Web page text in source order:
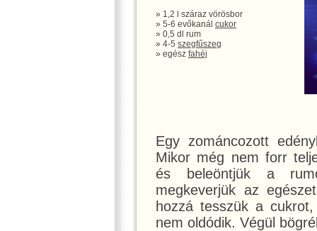
» 1,2 l száraz vörösbor
» 5-6 evőkanál cukor
» 0,5 dl rum
» 4-5 szegfűszeg
» egész fahéj
Egy zománcozott
Mikor még nem forr
és beleöntjük a
megkeverjük az
hozzá tesszük a
nem oldódik. Végül